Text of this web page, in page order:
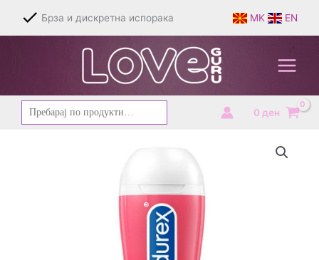
content
Брза и дискретна испорака MK EN
Барај
за:
0 ден